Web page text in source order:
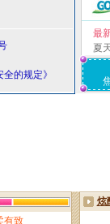
的规定》
最
夏